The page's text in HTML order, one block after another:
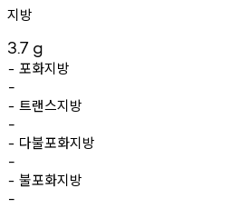
지방
3.7 g
- 포화지방
-
- 트랜스지방
-
- 다불포화지방
-
- 불포화지방
-